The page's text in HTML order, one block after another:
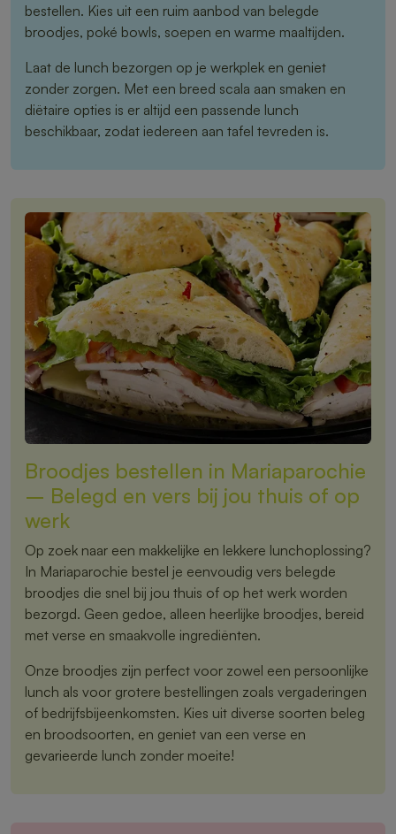
bestellen. Kies uit een ruim aanbod van belegde
broodjes, poké bowls, soepen en warme maaltijden.
Laat de lunch bezorgen op je werkplek en geniet
zonder zorgen. Met een breed scala aan smaken en
diëtaire opties is er altijd een passende lunch
beschikbaar, zodat iedereen aan tafel tevreden is.
Broodjes bestellen in Mariaparochie
– Belegd en vers bij jou thuis of op
werk
Op zoek naar een makkelijke en lekkere lunchoplossing?
In Mariaparochie bestel je eenvoudig vers belegde
broodjes die snel bij jou thuis of op het werk worden
bezorgd. Geen gedoe, alleen heerlijke broodjes, bereid
met verse en smaakvolle ingrediënten.
Onze broodjes zijn perfect voor zowel een persoonlijke
lunch als voor grotere bestellingen zoals vergaderingen
of bedrijfsbijeenkomsten. Kies uit diverse soorten beleg
en broodsoorten, en geniet van een verse en
gevarieerde lunch zonder moeite!